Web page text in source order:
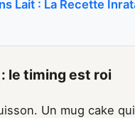
Lait : La Recette
le timing est roi
Un mug cake